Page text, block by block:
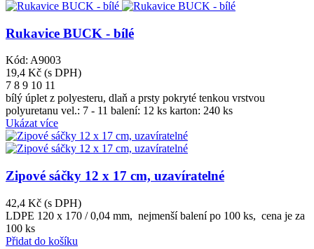
Rukavice BUCK - bílé
Kód: A9003
19,4 Kč (s DPH)
7 8 9 10 11
bílý úplet z polyesteru, dlaň a prsty pokryté tenkou vrstvou
polyuretanu vel.: 7 - 11 balení: 12 ks karton: 240 ks
Ukázat více
Zipové sáčky 12 x 17 cm, uzavíratelné
42,4 Kč (s DPH)
LDPE 120 x 170 / 0,04 mm, nejmenší balení po 100 ks, cena je za
100 ks
Přidat do košíku